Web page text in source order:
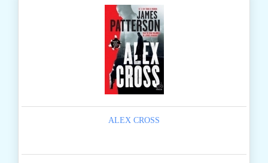
ALEX CROSS